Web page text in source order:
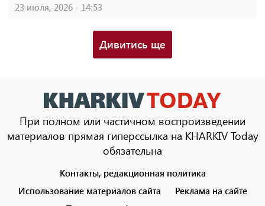
23 июля, 2026 - 14:53
Дивитись ще
При полном или частичном воспроизведении
материалов прямая гиперссылка на KHARKIV Today
обязательна
menu
Контакты, редакционная политика
Использование материалов сайта
Реклама на сайте